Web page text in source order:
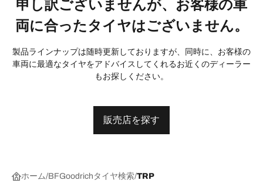
申し訳ございませんが、お客様の車
両に合ったタイヤはございません。
製品ラインナップは随時更新しておりますが、同時に、お客様の
車両に最適なタイヤをアドバイスしてくれるお近くのディーラー
もお探しください。
販売店を探す
ホーム BFGoodrichタイヤ検索 TRP